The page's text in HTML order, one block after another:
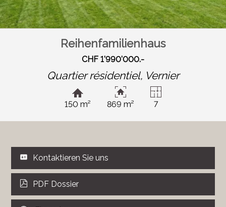
Reihenfamilienhaus
CHF 1'990'000.-
Quartier résidentiel, Vernier
150 m² 869 m² 7
Kontaktieren Sie uns
PDF Dossier